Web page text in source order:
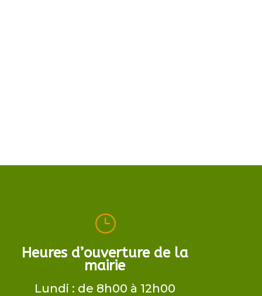
}
Heures d’ouverture de la
mairie
Lundi : de 8h00 à 12h00